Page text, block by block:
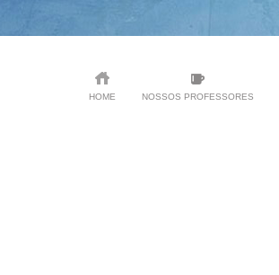
HOME NOSSOS PROFESSORES